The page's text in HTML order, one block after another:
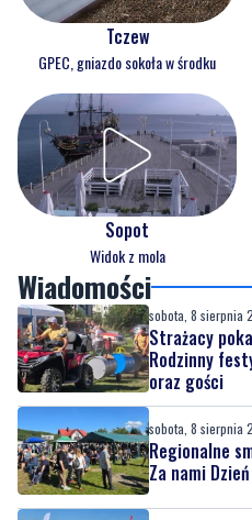
Tczew
GPEC, gniazdo sokoła w środku
Sopot
Widok z mola
Wiadomości
sobota, 8 sierpnia
Strażacy
Rodzinny
oraz gości
sobota, 8 sierpnia
Regionalne
Za nami